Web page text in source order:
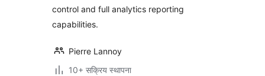
control and full analytics reporting
capabilities.
Pierre Lannoy
10+ सक्रिय स्थापना